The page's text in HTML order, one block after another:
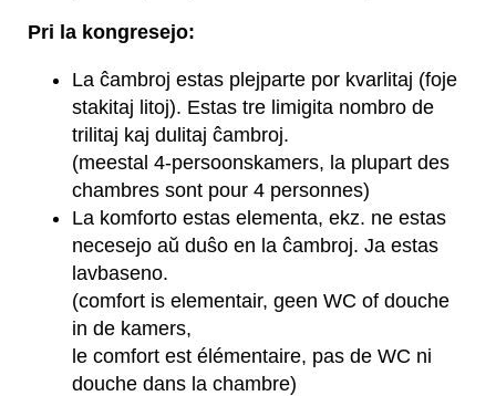
Pri la kongresejo:
La ĉambroj estas plejparte por kvarlitaj (foje
stakitaj litoj). Estas tre limigita nombro de
trilitaj kaj dulitaj ĉambroj.
(meestal 4-persoonskamers, la plupart des
chambres sont pour 4 personnes)
La komforto estas elementa, ekz. ne estas
necesejo aŭ duŝo en la ĉambroj. Ja estas
lavbaseno.
(comfort is elementair, geen WC of douche
in de kamers,
le comfort est élémentaire, pas de WC ni
douche dans la chambre)